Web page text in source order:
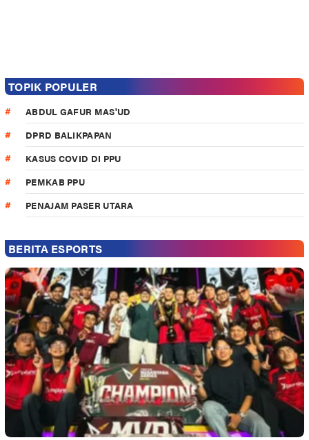
TOPIK POPULER
ABDUL GAFUR MAS'UD
DPRD BALIKPAPAN
KASUS COVID DI PPU
PEMKAB PPU
PENAJAM PASER UTARA
BERITA ESPORTS